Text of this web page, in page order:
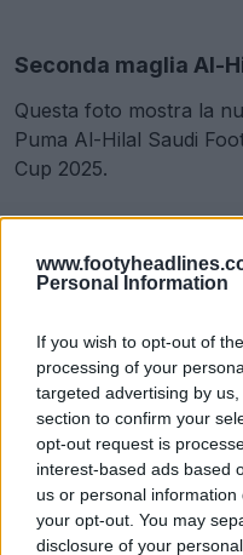
Personal Information
If you wish to opt-out of
processing of your
targeted advertising by
section to confirm your
opt-out request is
interest-based ads based
us or personal
your opt-out. You may
disclosure of your
Seconda maglia Al-
Questa foto mostra la
Puma Al-Hilal Saudi
Cup 2025.